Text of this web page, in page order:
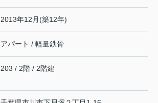
2013年12月(築12年)
アパート / 軽量鉄骨
203 / 2階 / 2階建